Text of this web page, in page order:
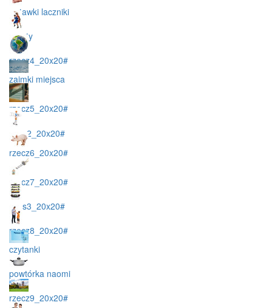
wstawki laczniki
sporty
rzecz4_20x20#
zaimki miejsca
rzecz5_20x20#
czas2_20x20#
rzecz6_20x20#
rzecz7_20x20#
czas3_20x20#
rzecz8_20x20#
czytanki
powtórka naomi
rzecz9_20x20#